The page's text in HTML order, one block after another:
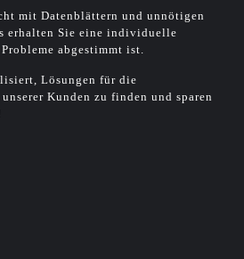
mit Datenblättern und unnötigen
erhalten Sie eine individuelle
abgestimmt ist.
Lösungen für die
Kunden zu finden und sparen